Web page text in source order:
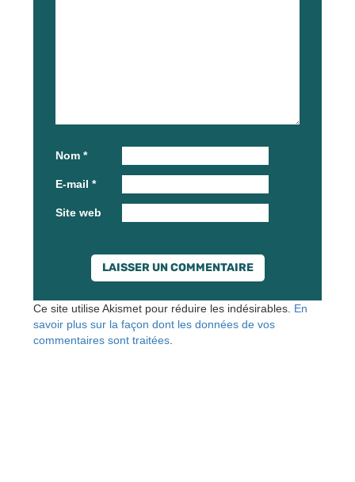
Nom *
E-mail *
Site web
Ce site utilise Akismet pour réduire les indésirables. En
savoir plus sur la façon dont les données de vos
commentaires sont traitées